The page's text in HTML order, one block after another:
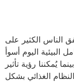
الناس الكثير على
البيئية اليوم أسوأ
يُمكننا رؤية تأثير
النظام الغذائي بشكل